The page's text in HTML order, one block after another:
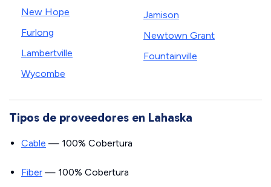
New Hope
Furlong
Lambertville
Wycombe
Jamison
Newtown Grant
Fountainville
Tipos de proveedores en Lahaska
Cable — 100% Cobertura
Fiber — 100% Cobertura